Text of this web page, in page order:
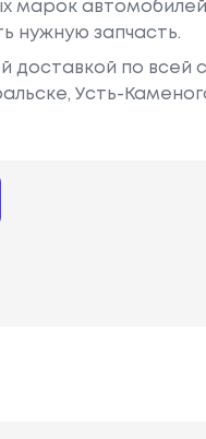
марок
нужную запчасть.
по всей
Усть-